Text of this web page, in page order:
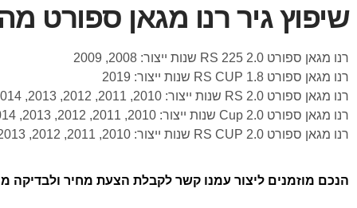
שיפוץ גיר רנו מגאן ספורט
רנו מגאן ספורט 2.0 RS 225 שנות ייצור: 2008, 2009
רנו מגאן ספורט 1.8 RS CUP שנות ייצור: 2019
רנו מגאן ספורט 2.0 RS שנות ייצור: 2010, 2011, 2012, 2013, 2014, 2015, 2016
רנו מגאן ספורט 2.0 Cup שנות ייצור: 2010, 2011, 2012, 2013, 2014, 2015, 2016
רנו מגאן ספורט 2.0 RS CUP שנות ייצור: 2010, 2011, 2012, 2013, 2014, 2015, 2016
הנכם מוזמנים ליצור עמנו קשר לקבלת הצעת מחיר ולבדיקה